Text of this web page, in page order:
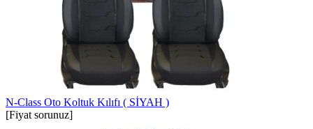
N-Class Oto Koltuk Kılıfı ( SİYAH )
[Fiyat sorunuz]